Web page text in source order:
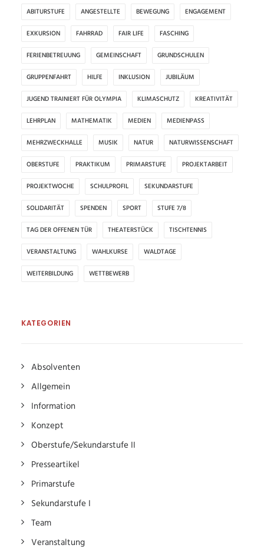
ABITURSTUFE ANGESTELLTE BEWEGUNG ENGAGEMENT
EXKURSION FAHRRAD FAIR LIFE FASCHING
FERIENBETREUUNG GEMEINSCHAFT GRUNDSCHULEN
GRUPPENFAHRT HILFE INKLUSION JUBILÄUM
JUGEND TRAINIERT FÜR OLYMPIA KLIMASCHUTZ KREATIVITÄT
LEHRPLAN MATHEMATIK MEDIEN MEDIENPASS
MEHRZWECKHALLE MUSIK NATUR NATURWISSENSCHAFT
OBERSTUFE PRAKTIKUM PRIMARSTUFE PROJEKTARBEIT
PROJEKTWOCHE SCHULPROFIL SEKUNDARSTUFE
SOLIDARITÄT SPENDEN SPORT STUFE 7/8
TAG DER OFFENEN TÜR THEATERSTÜCK TISCHTENNIS
VERANSTALTUNG WAHLKURSE WALDTAGE
WEITERBILDUNG WETTBEWERB
KATEGORIEN
Absolventen
Allgemein
Information
Konzept
Oberstufe/Sekundarstufe II
Presseartikel
Primarstufe
Sekundarstufe I
Team
Veranstaltung